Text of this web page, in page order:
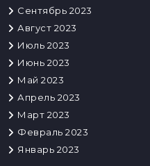
Сентябрь 2023
Август 2023
Июль 2023
Июнь 2023
Май 2023
Апрель 2023
Март 2023
Февраль 2023
Январь 2023